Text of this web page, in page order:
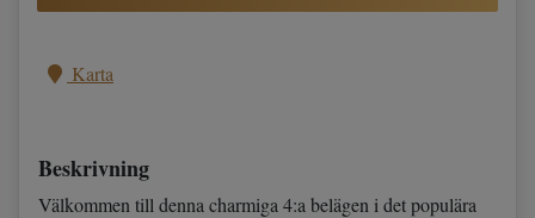
Karta
Beskrivning
Välkommen till denna charmiga 4:a belägen i det populära